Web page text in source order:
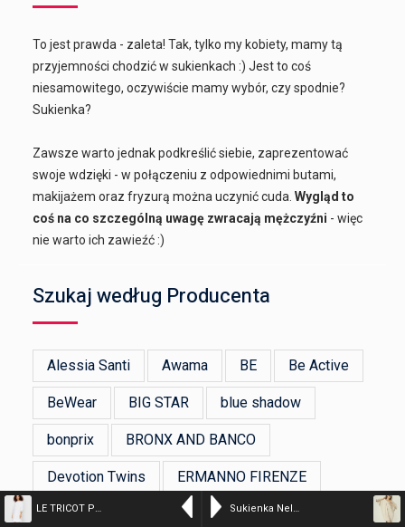
LE TRICOT PERUGIA – Lniana sukienka z frędzlami Sukienka Nelly – jasny beż
To jest prawda - zaleta! Tak, tylko my kobiety, mamy tą
przyjemności chodzić w sukienkach :) Jest to coś
niesamowitego, oczywiście mamy wybór, czy spodnie?
Sukienka?
Zawsze warto jednak podkreślić siebie, zaprezentować
swoje wdzięki - w połączeniu z odpowiednimi butami,
makijażem oraz fryzurą można uczynić cuda.Wygląd to
coś na co szczególną uwagę zwracają mężczyźni - więc
nie warto ich zawieźć :)
Szukaj według Producenta
Alessia Santi Awama BE Be Active
BeWear BIG STAR blue shadow
bonprix BRONX AND BANCO
Devotion Twins ERMANNO FIRENZE
Figl GANNI Happy Girls